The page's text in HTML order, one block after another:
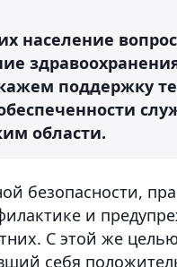
поддержку
области.
безопасности,
и
С этой же
себя